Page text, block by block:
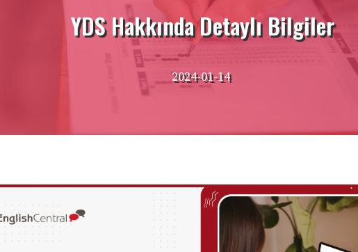
YDS Hakkında Detaylı Bilgiler
2024-01-14